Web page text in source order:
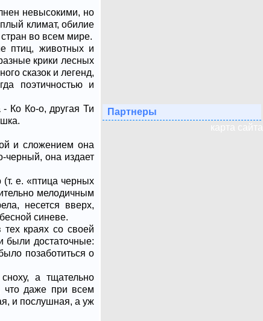
невысокими, но
климат, обилие
во всем мире.
птиц, животных и
крики лесных
сказок и легенд,
поэтичностью и
Ко Ко-о, другая Ти
и сложением она
черный, она издает
е. «птица черных
мелодичным
несется вверх,
синеве.
краях со своей
достаточные:
позаботиться о
а тщательно
что даже при всем
и послушная, а уж
Партнеры